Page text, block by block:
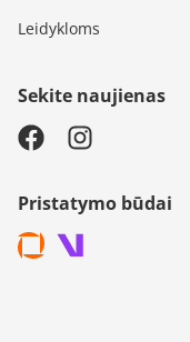
Leidykloms
Sekite naujienas
Pristatymo būdai